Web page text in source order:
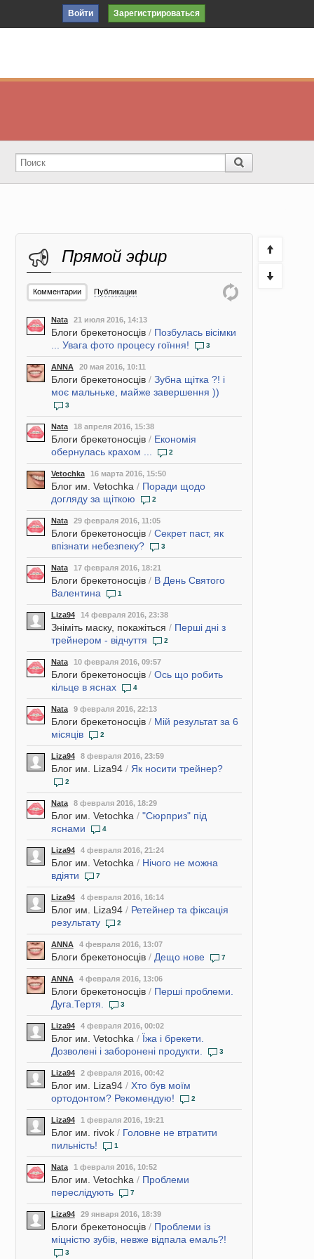
Войти Зарегистрироваться
Прямой эфир
Комментарии Публикации
Nata 21 июля 2016, 14:13
Блоги брекетоносців/ Позбулась вісімки
... Увага фото процесу гоїння!
3
ANNA 20 мая 2016, 10:11
Блоги брекетоносців/ Зубна щітка ?! і
моє мальньке, майже завершення ))
3
Nata 18 апреля 2016, 15:38
Блоги брекетоносців/ Економія
обернулась крахом ...
2
Vetochka 16 марта 2016, 15:50
Блог им. Vetochka / Поради щодо
догляду за щіткою
2
Nata 29 февраля 2016, 11:05
Блоги брекетоносців/ Секрет паст, як
впізнати небезпеку?
3
Nata 17 февраля 2016, 18:21
Блоги брекетоносців/ В День Святого
Валентина
1
Liza94 14 февраля 2016, 23:38
Зніміть маску, покажіться / Перші дні з
трейнером - відчуття
2
Nata 10 февраля 2016, 09:57
Блоги брекетоносців/ Ось що робить
кільце в яснах
4
Nata 9 февраля 2016, 22:13
Блоги брекетоносців/ Мій результат за 6
місяців
2
Liza94 8 февраля 2016, 23:59
Блог им. Liza94/ Як носити трейнер?
2
Nata 8 февраля 2016, 18:29
Блог им. Vetochka / "Сюрприз" під
яснами
4
Liza94 4 февраля 2016, 21:24
Блог им. Vetochka / Нічого не можна
вдіяти
7
Liza94 4 февраля 2016, 16:14
Блог им. Liza94/ Ретейнер та фіксація
результату
2
ANNA 4 февраля 2016, 13:07
Блоги брекетоносців/ Дещо нове 7
ANNA 4 февраля 2016, 13:06
Блоги брекетоносців/ Перші проблеми.
Дуга.Тертя.
3
Liza94 4 февраля 2016, 00:02
Блог им. Vetochka / Їжа і брекети.
Дозволені і заборонені продукти.
3
Liza94 2 февраля 2016, 00:42
Блог им. Liza94/ Хто був моїм
ортодонтом? Рекомендую!
2
Liza94 1 февраля 2016, 19:21
Блог им. rivok/ Головне не втратити
пильність!
1
Nata 1 февраля 2016, 10:52
Блог им. Vetochka / Проблеми
переслідують
7
Liza94 29 января 2016, 18:39
Блоги брекетоносців/ Проблеми із
міцністю зубів, невже відпала емаль?!
3